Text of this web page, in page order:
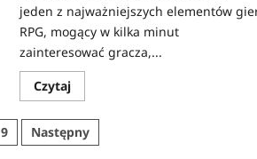
jeden z najważniejszych elementów
RPG, mogący w kilka minut
zainteresować gracza,...
CzytajDowiedz
się
o
Fantastyczne
rasy
9 Następny